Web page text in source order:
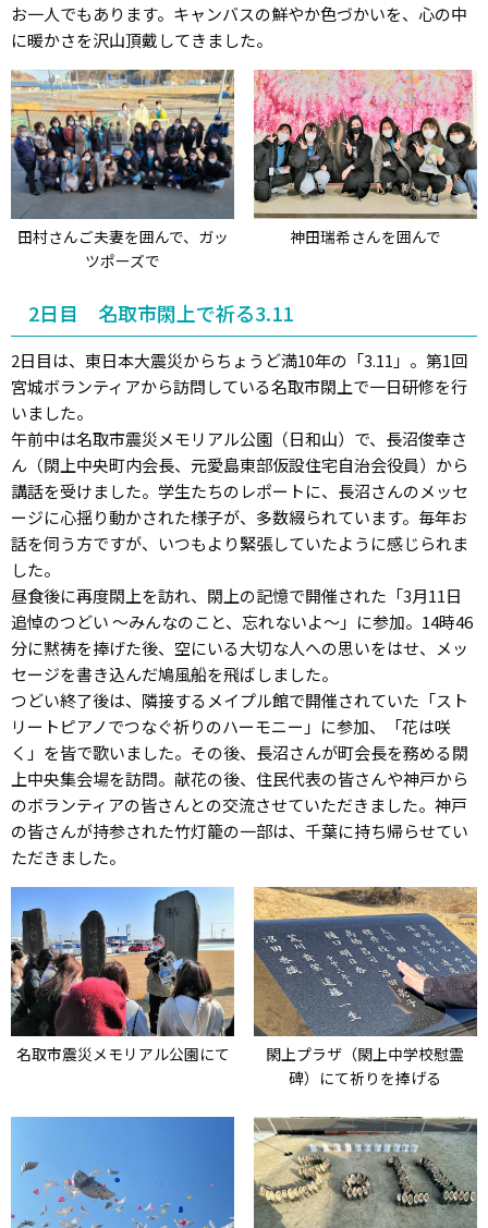
お一人でもあります。キャンバスの鮮やか色づかいを、心の中
に暖かさを沢山頂戴してきました。
田村さんご夫妻を囲んで、ガッ
ツポーズで
神田瑞希さんを囲んで
2日目 名取市閖上で祈る3.11
2日目は、東日本大震災からちょうど満10年の「3.11」。第1回
宮城ボランティアから訪問している名取市閖上で一日研修を行
いました。
午前中は名取市震災メモリアル公園（日和山）で、長沼俊幸さ
ん（閖上中央町内会長、元愛島東部仮設住宅自治会役員）から
講話を受けました。学生たちのレポートに、長沼さんのメッセ
ージに心揺り動かされた様子が、多数綴られています。毎年お
話を伺う方ですが、いつもより緊張していたように感じられま
した。
昼食後に再度閖上を訪れ、閖上の記憶で開催された「3月11日
追悼のつどい 〜みんなのこと、忘れないよ〜」に参加。14時46
分に黙祷を捧げた後、空にいる大切な人への思いをはせ、メッ
セージを書き込んだ鳩風船を飛ばしました。
つどい終了後は、隣接するメイプル館で開催されていた「スト
リートピアノでつなぐ祈りのハーモニー」に参加、「花は咲
く」を皆で歌いました。その後、長沼さんが町会長を務める閖
上中央集会場を訪問。献花の後、住民代表の皆さんや神戸から
のボランティアの皆さんとの交流させていただきました。神戸
の皆さんが持参された竹灯籠の一部は、千葉に持ち帰らせてい
ただきました。
名取市震災メモリアル公園にて
閖上プラザ（閖上中学校慰霊
碑）にて祈りを捧げる